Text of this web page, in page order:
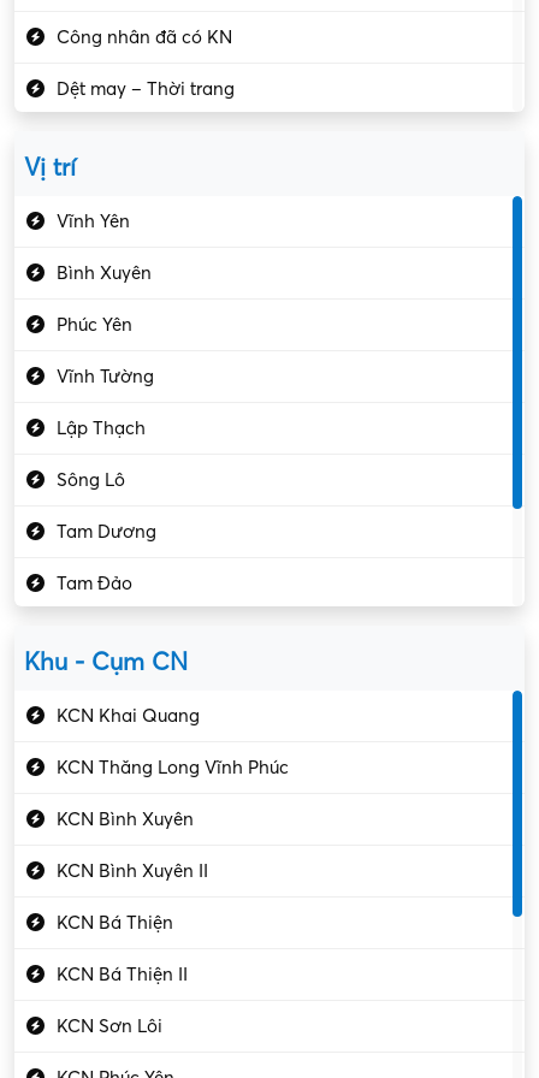
Công nhân đã có KN
Dệt may – Thời trang
Kiểm soát chất lượng
Kỹ sư cơ khí
Kỹ sư điện
Kỹ thuật cao
Kỹ thuật mạng – IT
Làm bán thời gian
Lao động phổ thông
Lập trình – Phát triển
Luật – Công chứng
Marketing – PR
Vị trí
Vĩnh Yên
Bình Xuyên
Phúc Yên
Vĩnh Tường
Lập Thạch
Sông Lô
Tam Dương
Tam Đảo
Khu - Cụm CN
KCN Khai Quang
KCN Thăng Long Vĩnh Phúc
KCN Bình Xuyên
KCN Bình Xuyên II
KCN Bá Thiện
KCN Bá Thiện II
KCN Sơn Lôi